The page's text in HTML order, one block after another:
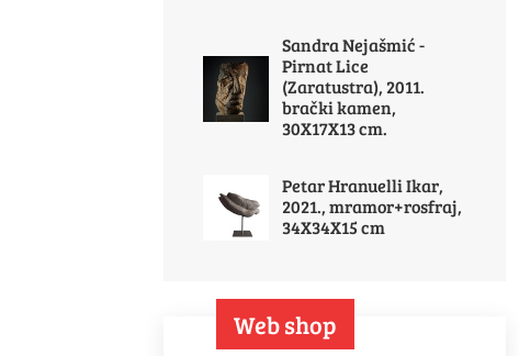
Sandra Nejašmić -
Pirnat Lice
(Zaratustra), 2011.
brački kamen,
30X17X13 cm.
Petar Hranuelli Ikar,
2021., mramor+rosfraj,
34X34X15 cm
Web shop